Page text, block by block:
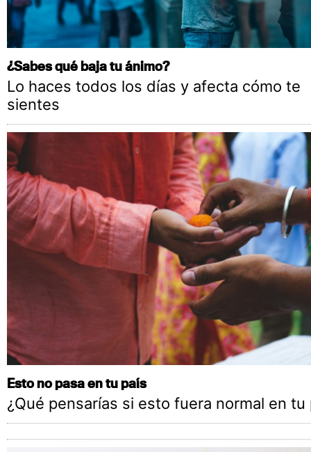
¿Sabes qué baja tu ánimo?
Lo haces todos los días y afecta cómo te
sientes
Esto no pasa en tu país
¿Qué pensarías si esto fuera normal en tu